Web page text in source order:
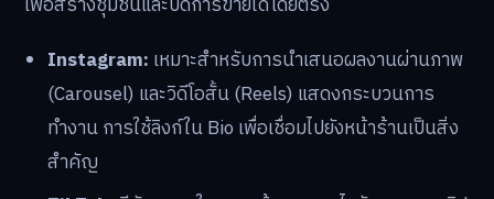
นิยม
เปลี่ยนโซเชียลมีเดียให้เป็นหน้าร้านทรง
พลัง